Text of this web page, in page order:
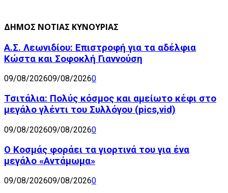
ΔΗΜΟΣ ΝΟΤΙΑΣ ΚΥΝΟΥΡΙΑΣ
Α.Σ. Λεωνιδίου: Επιστροφή για τα αδέλφια
Κώστα και Σοφοκλή Γιαννούση
09/08/202609/08/20260
Τσιτάλια: Πολύς κόσμος και αμείωτο κέφι στο
μεγάλο γλέντι του Συλλόγου (pics,vid)
09/08/202609/08/20260
Ο Κοσμάς φοράει τα γιορτινά του για ένα
μεγάλο «Αντάμωμα»
09/08/202609/08/20260